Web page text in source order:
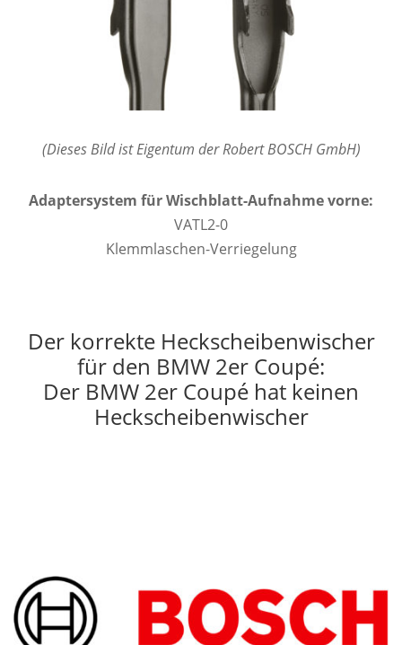
(Dieses Bild ist Eigentum der Robert BOSCH GmbH)
Adaptersystem für Wischblatt-Aufnahme vorne:
VATL2-0
Klemmlaschen-Verriegelung
Der korrekte Heckscheibenwischer
für den BMW 2er Coupé:
Der BMW 2er Coupé hat keinen
Heckscheibenwischer